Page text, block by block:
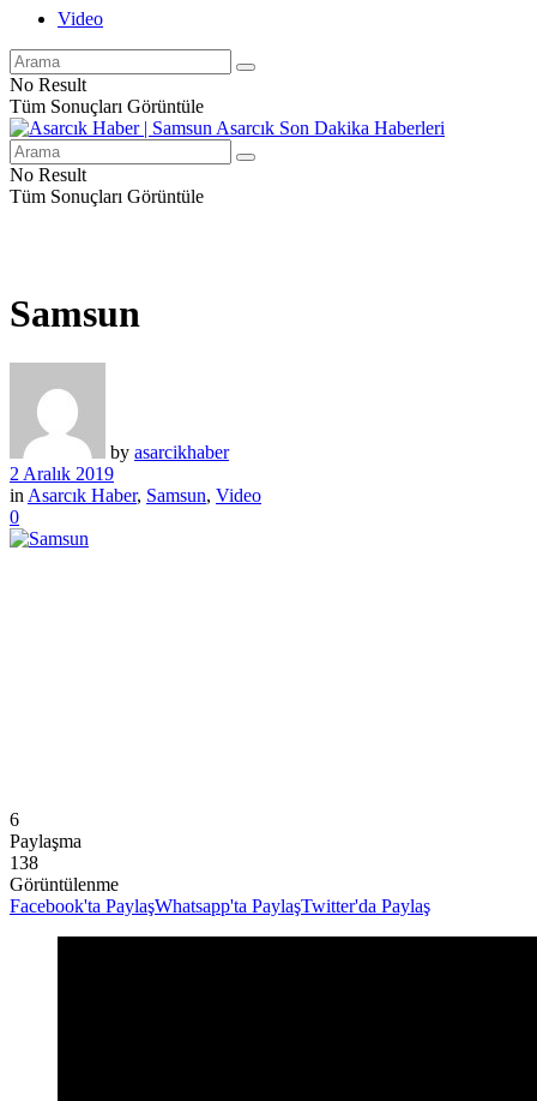
Video
No Result
Tüm Sonuçları Görüntüle
No Result
Tüm Sonuçları Görüntüle
Samsun
by asarcikhaber
2 Aralık 2019
in Asarcık Haber, Samsun, Video
0
6
Paylaşma
138
Görüntülenme
Facebook'ta PaylaşWhatsapp'ta PaylaşTwitter'da Paylaş